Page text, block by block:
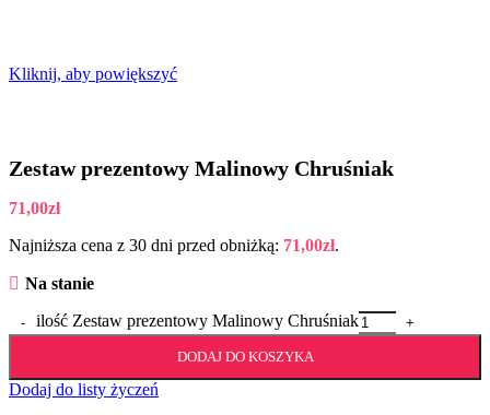
Kliknij, aby powiększyć
Zestaw prezentowy Malinowy Chruśniak
71,00zł
Najniższa cena z 30 dni przed obniżką: 71,00zł.
Na stanie
ilość Zestaw prezentowy Malinowy Chruśniak
DODAJ DO KOSZYKA
Dodaj do listy życzeń